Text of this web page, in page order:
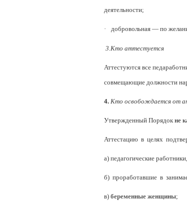
деятельности;
· добровольная — по
3.Кто аттестуется
Аттестуются все
совмещающие должности
4. Кто освобождается от
Утвержденный Порядокне
Аттестацию в целях
а) педагогические работники,
б) проработавшие в
в) беременные женщины;